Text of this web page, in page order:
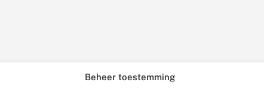
Beheer toestemming